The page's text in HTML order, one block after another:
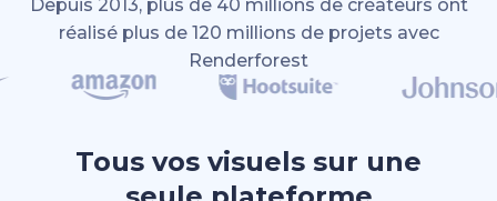
Depuis 2013, plus de 40 millions de créateurs ont
réalisé plus de 120 millions de projets avec
Renderforest
Tous vos visuels sur une